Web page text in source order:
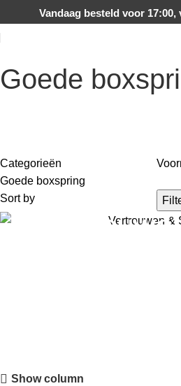
Vandaag besteld voor 17:00,
Goede
Categorieën
Goede boxspring
Sort by
Show column